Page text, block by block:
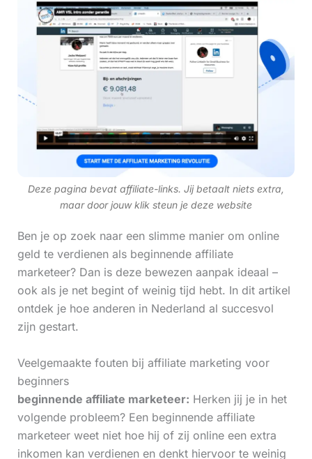
Deze pagina bevat affiliate-links. Jij betaalt niets extra,
maar door jouw klik steun je deze website
Ben je op zoek naar een slimme manier om online
geld te verdienen als beginnende affiliate
marketeer? Dan is deze bewezen aanpak ideaal –
ook als je net begint of weinig tijd hebt. In dit artikel
ontdek je hoe anderen in Nederland al succesvol
zijn gestart.
Veelgemaakte fouten bij affiliate marketing voor
beginners
beginnende affiliate marketeer: Herken jij je in het
volgende probleem? Een beginnende affiliate
marketeer weet niet hoe hij of zij online een extra
inkomen kan verdienen en denkt hiervoor te weinig